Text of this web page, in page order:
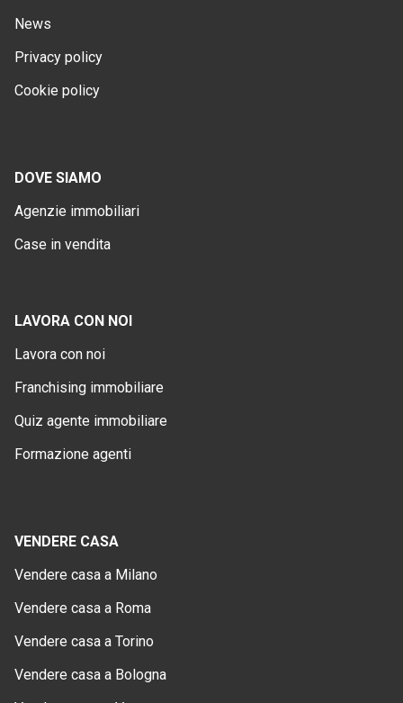
News
Privacy policy
Cookie policy
DOVE SIAMO
Agenzie immobiliari
Case in vendita
LAVORA CON NOI
Lavora con noi
Franchising immobiliare
Quiz agente immobiliare
Formazione agenti
VENDERE CASA
Vendere casa a Milano
Vendere casa a Roma
Vendere casa a Torino
Vendere casa a Bologna